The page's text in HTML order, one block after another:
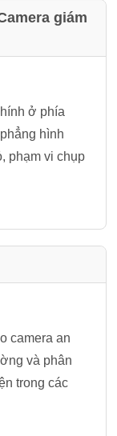
giám
ở phía
hình
phạm vi chụp
camera an
và phân
trong các